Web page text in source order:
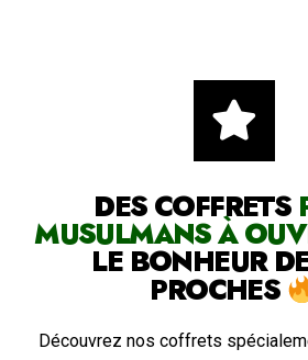
DES COFFRETS
MUSULMANS À
LE BONHEUR
PROCHES
Découvrez nos coffrets